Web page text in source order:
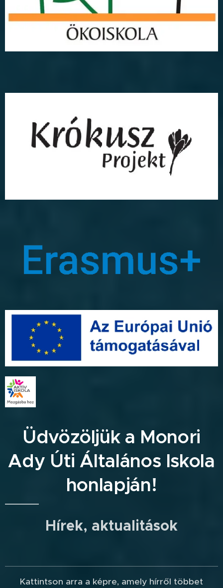
Üdvözöljük a Monori
Ady Úti Általános Iskola
honlapján!
Hírek, aktualitások
Kattintson arra a képre, amely hírről többet